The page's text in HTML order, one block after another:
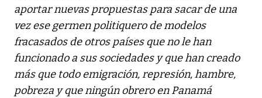
aportar nuevas propuestas para sacar de una
vez ese germen politiquero de modelos
fracasados de otros países que no le han
funcionado a sus sociedades y que han creado
más que todo emigración, represión, hambre,
pobreza y que ningún obrero en Panamá